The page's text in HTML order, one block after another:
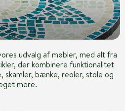
udvalg af møbler, med alt fra
der kombinere funktionalitet
skamler, bænke, reoler, stole og
mere.